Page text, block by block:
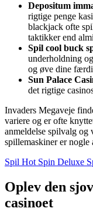
Depositum
rigtige penge
blackjack ofte
taktikker end
Spil cool buck
underholdning
og øve dine
Sun Palace
det rigtige
Invaders Megaveje
variere og er ofte
anmeldelse spilvalg og
spillemaskiner er nogle
Spil Hot Spin Deluxe
Oplev den
casinoet